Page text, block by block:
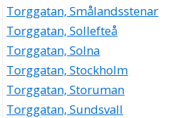
Torggatan, Smålandsstenar
Torggatan, Sollefteå
Torggatan, Solna
Torggatan, Stockholm
Torggatan, Storuman
Torggatan, Sundsvall